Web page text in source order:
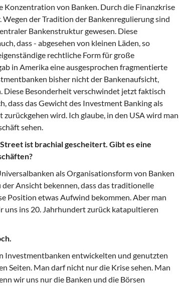
von Banken. Durch die Finanzkrise
der Tradition der Bankenregulierung sind
Bankenstruktur gewesen. Diese
dass - abgesehen von kleinen Läden, so
rechtliche Form für große
in Amerika eine ausgesprochen fragmentierte
bisher nicht der Bankenaufsicht,
Besonderheit verschwindet jetzt faktisch
dass das Gewicht des Investment Banking als
wird. Ich glaube, in den USA wird man
sehen.
ist brachial gescheitert. Gibt es eine
als Organisationsform von Banken
Ansicht bekennen, dass das traditionelle
Position etwas Aufwind bekommen. Aber man
uns ins 20. Jahrhundert zurück katapultieren
Investmentbanken entwickelten und genutzten
Seiten. Man darf nicht nur die Krise sehen. Man
wir uns nur die Banken und die Börsen